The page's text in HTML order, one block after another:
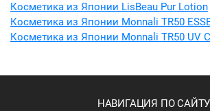
Косметика из Японии LisBeau Pur Lotion
Косметика из Японии Monnali TR50
Косметика из Японии Monnali TR50 UV
НАВИГАЦИЯ ПО САЙТУ